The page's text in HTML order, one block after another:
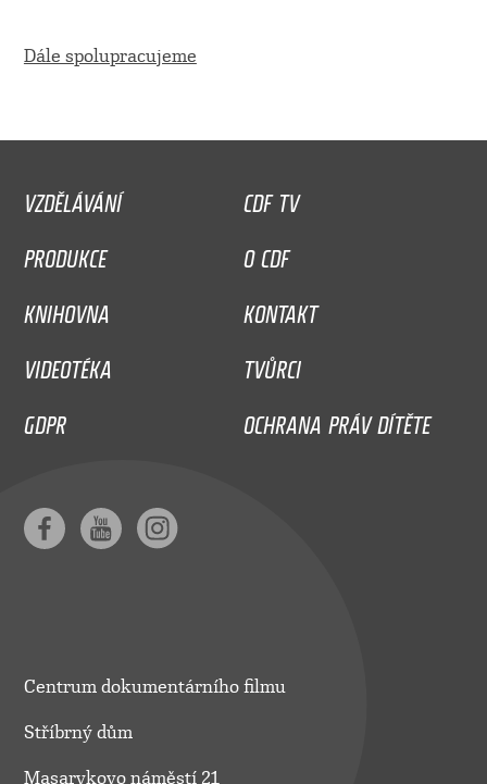
Dále spolupracujeme
VZDĚLÁVÁNÍ
CDF TV
PRODUKCE
O CDF
KNIHOVNA
KONTAKT
VIDEOTÉKA
TVŮRCI
GDPR
OCHRANA PRÁV DÍTĚTE
Centrum dokumentárního filmu
Stříbrný dům
Masarykovo náměstí 21